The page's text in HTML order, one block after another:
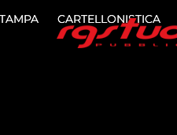
CARTELLONISTICA
CARTELLONISTICA